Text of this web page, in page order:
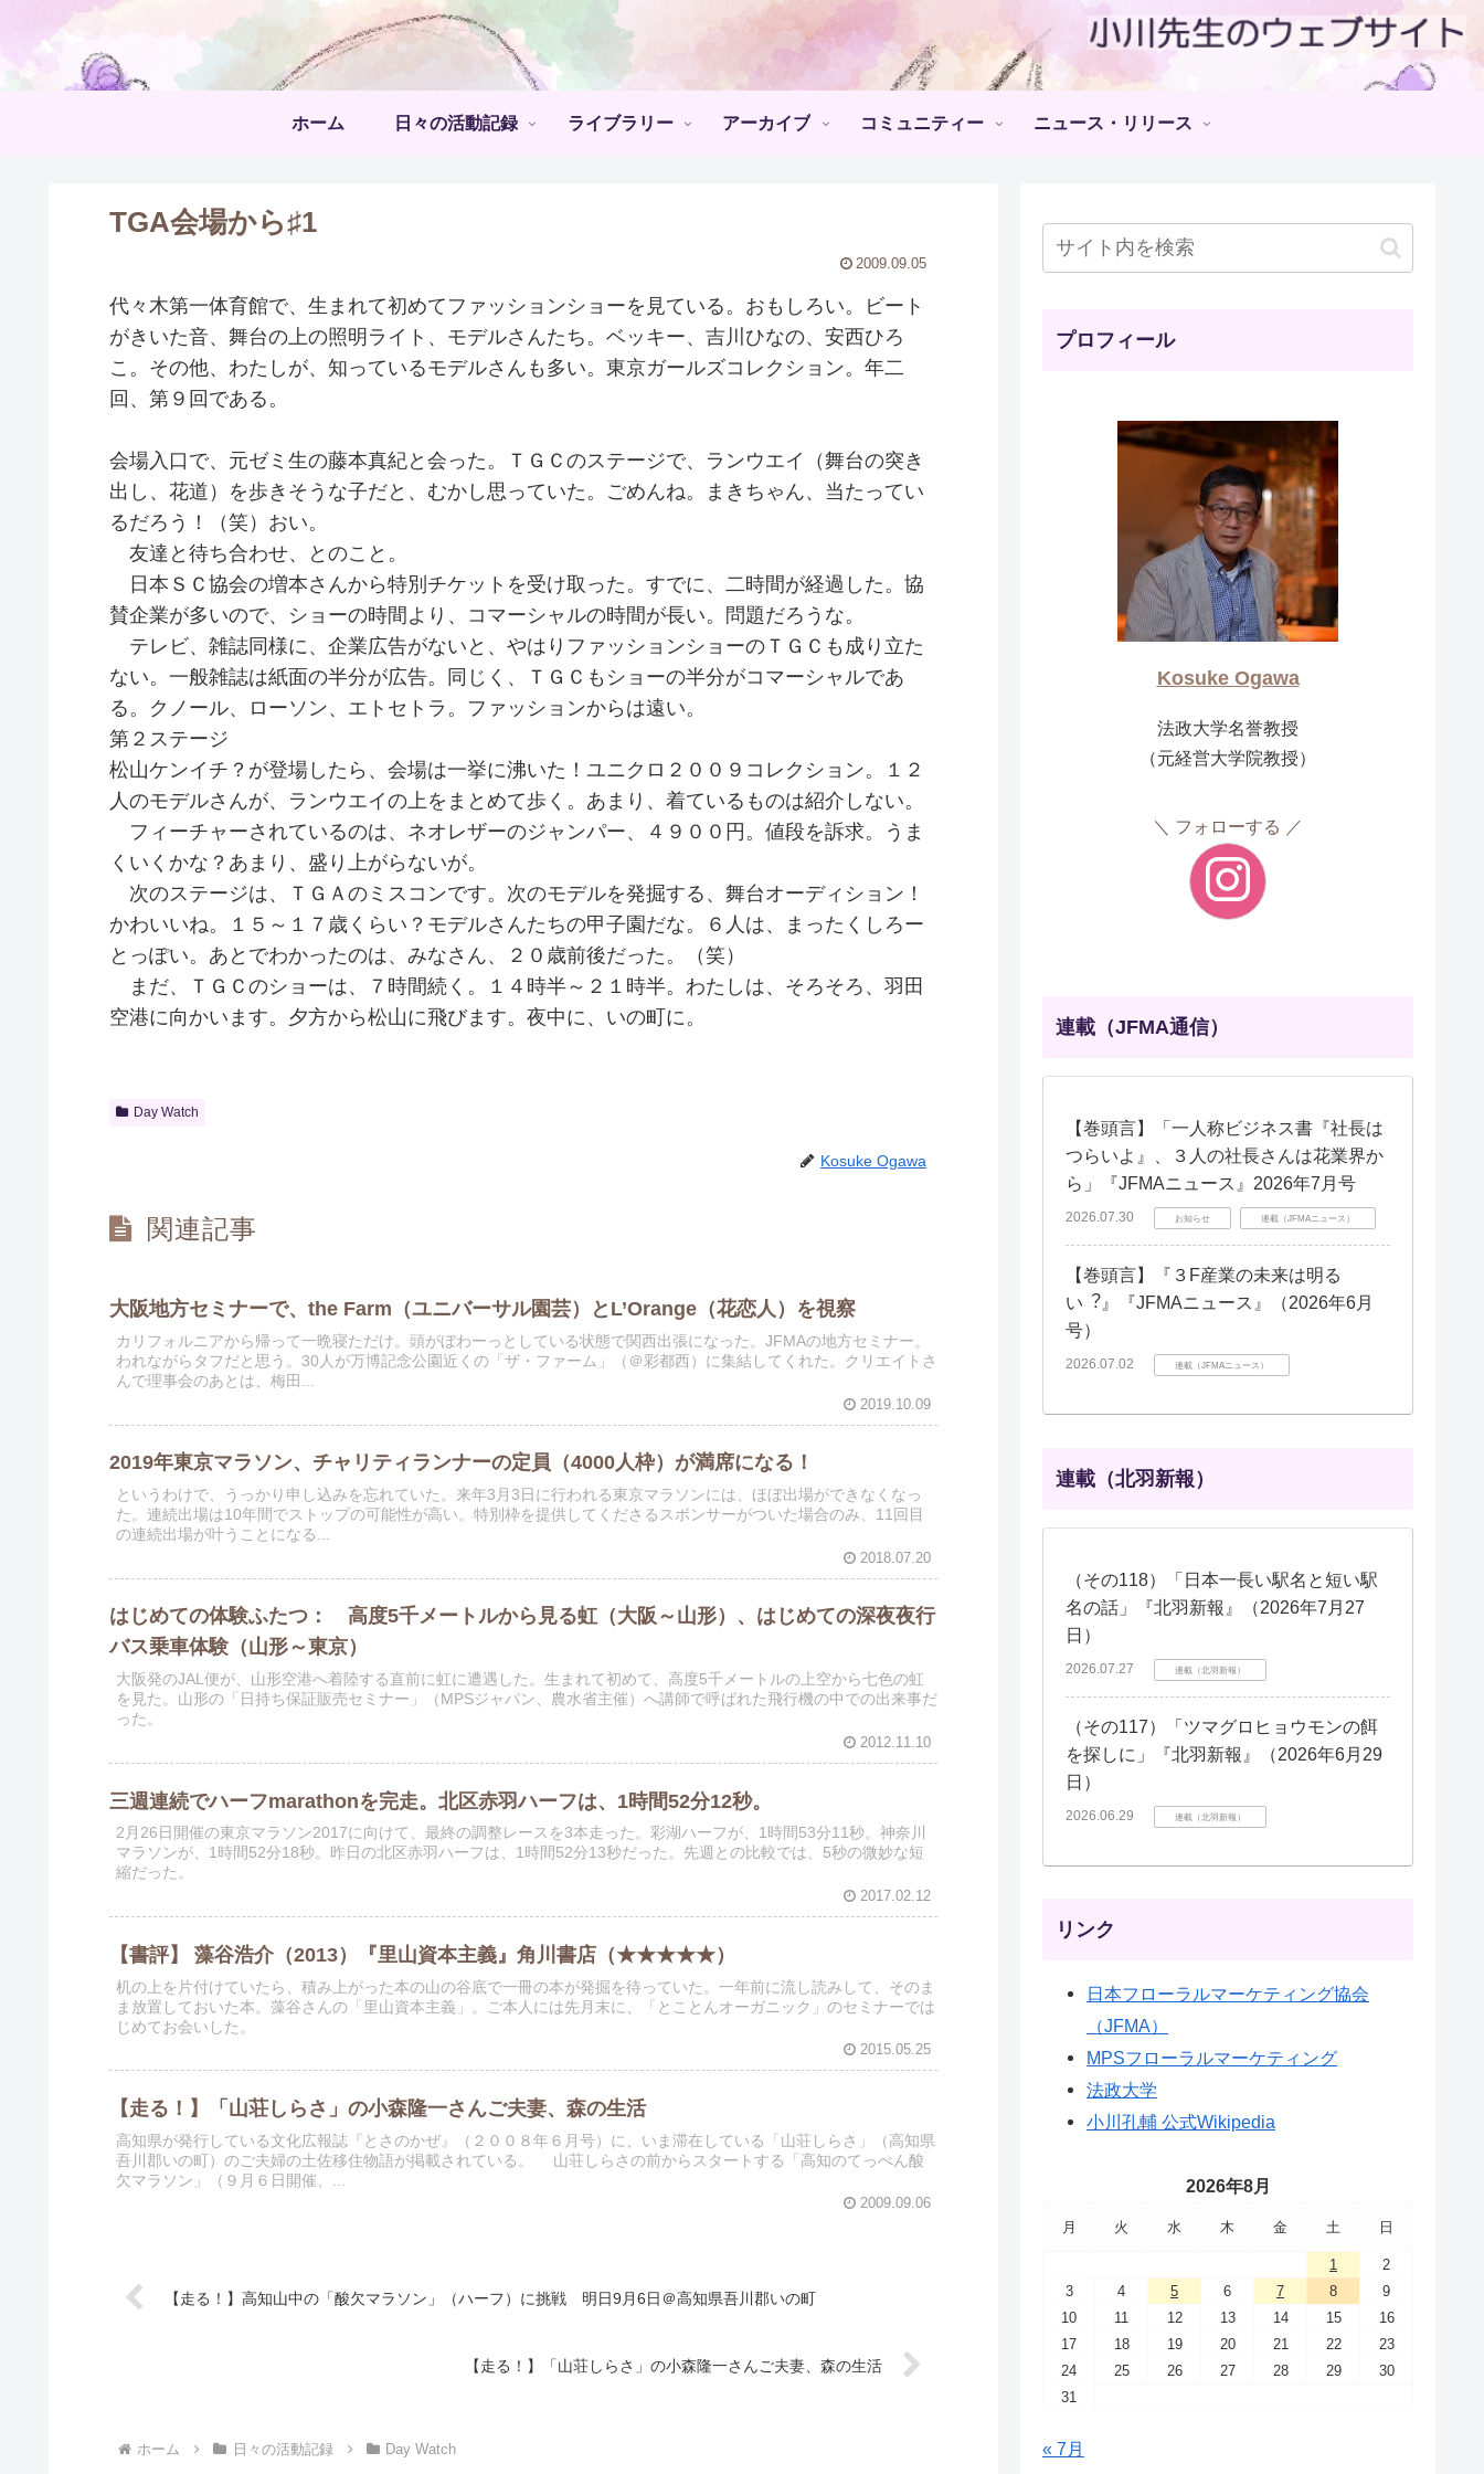
ホーム 日々の活動記録 ライブラリー アーカイブ コミュニティー ニュース・リリース
TGA会場から♯1
2009.09.05
代々木第一体育館で、生まれて初めてファッションショーを見ている。おもしろい。ビート
がきいた音、舞台の上の照明ライト、モデルさんたち。ベッキー、吉川ひなの、安西ひろ
こ。その他、わたしが、知っているモデルさんも多い。東京ガールズコレクション。年二
回、第９回である。
会場入口で、元ゼミ生の藤本真紀と会った。ＴＧＣのステージで、ランウエイ（舞台の突き
出し、花道）を歩きそうな子だと、むかし思っていた。ごめんね。まきちゃん、当たってい
るだろう！（笑）おい。
友達と待ち合わせ、とのこと。
日本ＳＣ協会の増本さんから特別チケットを受け取った。すでに、二時間が経過した。協
賛企業が多いので、ショーの時間より、コマーシャルの時間が長い。問題だろうな。
テレビ、雑誌同様に、企業広告がないと、やはりファッションショーのＴＧＣも成り立た
ない。一般雑誌は紙面の半分が広告。同じく、ＴＧＣもショーの半分がコマーシャルであ
る。クノール、ローソン、エトセトラ。ファッションからは遠い。
第２ステージ
松山ケンイチ？が登場したら、会場は一挙に沸いた！ユニクロ２００９コレクション。１２
人のモデルさんが、ランウエイの上をまとめて歩く。あまり、着ているものは紹介しない。
フィーチャーされているのは、ネオレザーのジャンパー、４９００円。値段を訴求。うま
くいくかな？あまり、盛り上がらないが。
次のステージは、ＴＧＡのミスコンです。次のモデルを発掘する、舞台オーディション！
かわいいね。１５～１７歳くらい？モデルさんたちの甲子園だな。６人は、まったくしろー
とっぽい。あとでわかったのは、みなさん、２０歳前後だった。（笑）
まだ、ＴＧＣのショーは、７時間続く。１４時半～２１時半。わたしは、そろそろ、羽田
空港に向かいます。夕方から松山に飛びます。夜中に、いの町に。
Day Watch
Kosuke Ogawa
関連記事
大阪地方セミナーで、the Farm（ユニバーサル園芸）とL’Orange（花恋人）を視察
カリフォルニアから帰って一晩寝ただけ。頭がぼわーっとしている状態で関西出張になった。JFMAの地方セミナー。
われながらタフだと思う。30人が万博記念公園近くの「ザ・ファーム」（＠彩都西）に集結してくれた。クリエイトさ
んで理事会のあとは、梅田...
2019.10.09
2019年東京マラソン、チャリティランナーの定員（4000人枠）が満席になる！
というわけで、うっかり申し込みを忘れていた。来年3月3日に行われる東京マラソンには、ほぼ出場ができなくなっ
た。連続出場は10年間でストップの可能性が高い。特別枠を提供してくださるスポンサーがついた場合のみ、11回目
の連続出場が叶うことになる...
2018.07.20
はじめての体験ふたつ： 高度5千メートルから見る虹（大阪～山形）、はじめての深夜夜行
バス乗車体験（山形～東京）
大阪発のJAL便が、山形空港へ着陸する直前に虹に遭遇した。生まれて初めて、高度5千メートルの上空から七色の虹
を見た。山形の「日持ち保証販売セミナー」（MPSジャパン、農水省主催）へ講師で呼ばれた飛行機の中での出来事だ
った。
2012.11.10
三週連続でハーフmarathonを完走。北区赤羽ハーフは、1時間52分12秒。
2月26日開催の東京マラソン2017に向けて、最終の調整レースを3本走った。彩湖ハーフが、1時間53分11秒。神奈川
マラソンが、1時間52分18秒。昨日の北区赤羽ハーフは、1時間52分13秒だった。先週との比較では、5秒の微妙な短
縮だった。
2017.02.12
【書評】 藻谷浩介（2013）『里山資本主義』角川書店（★★★★★）
机の上を片付けていたら、積み上がった本の山の谷底で一冊の本が発掘を待っていた。一年前に流し読みして、そのま
ま放置しておいた本。藻谷さんの「里山資本主義」。ご本人には先月末に、「とことんオーガニック」のセミナーでは
じめてお会いした。
2015.05.25
【走る！】「山荘しらさ」の小森隆一さんご夫妻、森の生活
高知県が発行している文化広報誌『とさのかぜ』（２００８年６月号）に、いま滞在している「山荘しらさ」（高知県
吾川郡いの町）のご夫婦の土佐移住物語が掲載されている。 山荘しらさの前からスタートする「高知のてっぺん酸
欠マラソン」（９月６日開催、...
2009.09.06
【走る！】高知山中の「酸欠マラソン」（ハーフ）に挑戦 明日9月6日＠高知県吾川郡いの町
【走る！】「山荘しらさ」の小森隆一さんご夫妻、森の生活
ホーム 日々の活動記録 Day Watch
プロフィール
Kosuke Ogawa
法政大学名誉教授
（元経営大学院教授）
フォローする
連載（JFMA通信）
【巻頭言】「一人称ビジネス書『社長は
つらいよ』、３人の社長さんは花業界か
ら」『JFMAニュース』2026年7月号
2026.07.30 お知らせ 連載（JFMAニュース）
【巻頭言】『３F産業の未来は明る
い︖』『JFMAニュース』（2026年6月
号）
2026.07.02 連載（JFMAニュース）
連載（北羽新報）
（その118）「日本一長い駅名と短い駅
名の話」『北羽新報』（2026年7月27
日）
2026.07.27 連載（北羽新報）
（その117）「ツマグロヒョウモンの餌
を探しに」『北羽新報』（2026年6月29
日）
2026.06.29 連載（北羽新報）
リンク
日本フローラルマーケティング協会
（JFMA）
MPSフローラルマーケティング
法政大学
小川孔輔 公式Wikipedia
2026年8月
月 火 水 木 金 土 日
1
2
3
4 5 6 7 8
9
10
11 12 13 14 15
16
17
18 19 20 21 22
23
24
25 26 27 28 29
30
31
« 7月